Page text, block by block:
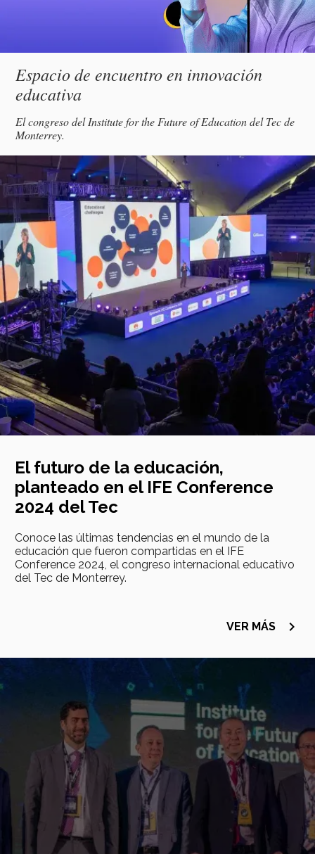
Subtítulo
Espacio de encuentro en innovación
educativa
Descripción
El congreso del Institute for the Future of Education del Tec de
Monterrey.
El futuro de la educación,
planteado en el IFE Conference
2024 del Tec
Conoce las últimas tendencias en el mundo de la
educación que fueron compartidas en el IFE
Conference 2024, el congreso internacional educativo
del Tec de Monterrey.
VER MÁS navigate_next
principal